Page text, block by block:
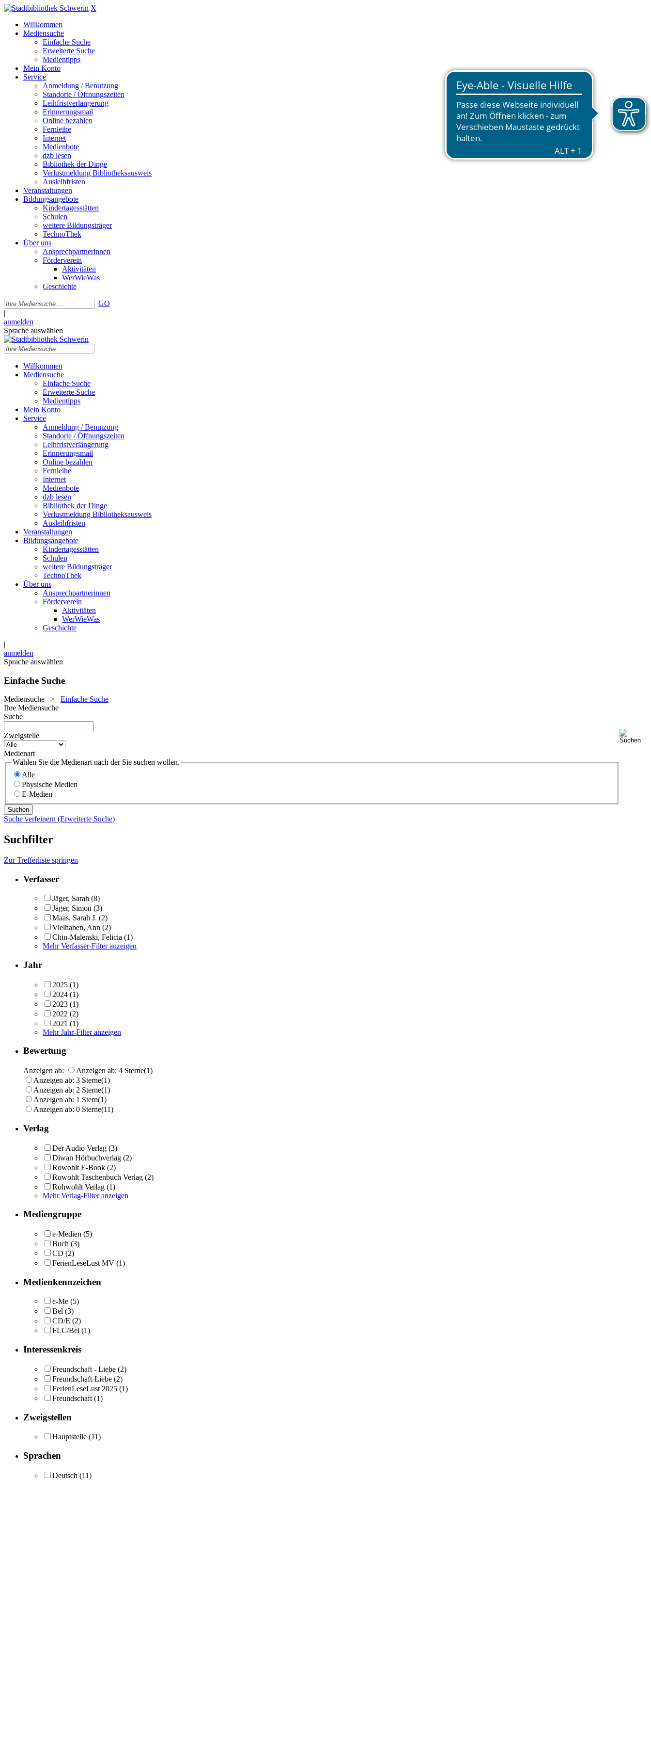
X
Willkommen
Mediensuche
Einfache Suche
Erweiterte Suche
Medientipps
Mein Konto
Service
Anmeldung / Benutzung
Standorte / Öffnungszeiten
Leihfristverlängerung
Erinnerungsmail
Online bezahlen
Fernleihe
Internet
Medienbote
dzb lesen
Bibliothek der Dinge
Verlustmeldung Bibliotheksausweis
Ausleihfristen
Veranstaltungen
Bildungsangebote
Kindertagesstätten
Schulen
weitere Bildungsträger
TechnoThek
Über uns
Ansprechpartnerinnen
Förderverein
Aktivitäten
WerWieWas
Geschichte
GO
|
anmelden
Sprache auswählen
Willkommen
Mediensuche
Einfache Suche
Erweiterte Suche
Medientipps
Mein Konto
Service
Anmeldung / Benutzung
Standorte / Öffnungszeiten
Leihfristverlängerung
Erinnerungsmail
Online bezahlen
Fernleihe
Internet
Medienbote
dzb lesen
Bibliothek der Dinge
Verlustmeldung Bibliotheksausweis
Ausleihfristen
Veranstaltungen
Bildungsangebote
Kindertagesstätten
Schulen
weitere Bildungsträger
TechnoThek
Über uns
Ansprechpartnerinnen
Förderverein
Aktivitäten
WerWieWas
Geschichte
|
anmelden
Sprache auswählen
Einfache Suche
Mediensuche > Einfache Suche
Ihre Mediensuche
Suche
Zweigstelle
Medienart
Wählen Sie die Medienart nach der Sie suchen wollen.
Alle
Physische Medien
E-Medien
Suche verfeinern (Erweiterte Suche)
Suchfilter
Zur Trefferliste springen
Verfasser
Jäger, Sarah (8)
Jäger, Simon (3)
Maas, Sarah J. (2)
Vielhaben, Ann (2)
Chin-Malenski, Felicia (1)
Mehr Verfasser-Filter anzeigen
Jahr
2025 (1)
2024 (1)
2023 (1)
2022 (2)
2021 (1)
Mehr Jahr-Filter anzeigen
Bewertung
Anzeigen ab: Anzeigen ab: 4 Sterne(1)
Anzeigen ab: 3 Sterne(1)
Anzeigen ab: 2 Sterne(1)
Anzeigen ab: 1 Stern(1)
Anzeigen ab: 0 Sterne(11)
Verlag
Der Audio Verlag (3)
Diwan Hörbuchverlag (2)
Rowohlt E-Book (2)
Rowohlt Taschenbuch Verlag (2)
Rohwohlt Verlag (1)
Mehr Verlag-Filter anzeigen
Mediengruppe
e-Medien (5)
Buch (3)
CD (2)
FerienLeseLust MV (1)
Medienkennzeichen
e-Me (5)
Bel (3)
CD/E (2)
FLC/Bel (1)
Interessenkreis
Freundschaft - Liebe (2)
Freundschaft-Liebe (2)
FerienLeseLust 2025 (1)
Freundschaft (1)
Zweigstellen
Hauptstelle (11)
Sprachen
Deutsch (11)